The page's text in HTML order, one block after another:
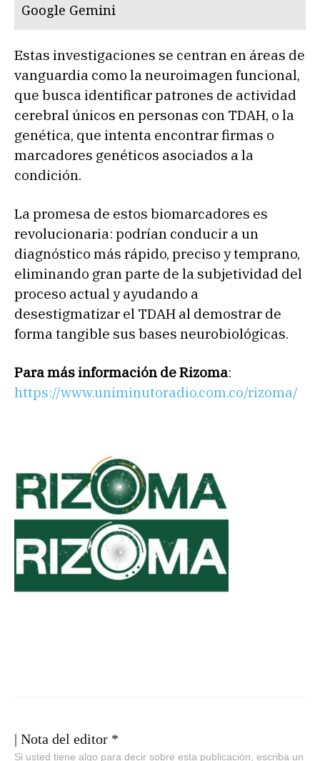
Google Gemini
Estas investigaciones se centran en áreas de
vanguardia como la neuroimagen funcional,
que busca identificar patrones de actividad
cerebral únicos en personas con TDAH, o la
genética, que intenta encontrar firmas o
marcadores genéticos asociados a la
condición.
La promesa de estos biomarcadores es
revolucionaria: podrían conducir a un
diagnóstico más rápido, preciso y temprano,
eliminando gran parte de la subjetividad del
proceso actual y ayudando a
desestigmatizar el TDAH al demostrar de
forma tangible sus bases neurobiológicas.
Para más información de Rizoma:
https://www.uniminutoradio.com.co/rizoma/
| Nota del editor *
Si usted tiene algo para decir sobre esta publicación, escriba un